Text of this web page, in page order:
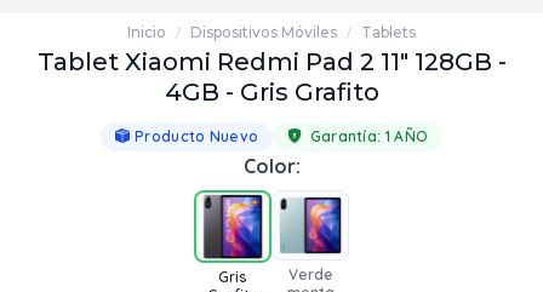
Inicio / Dispositivos Móviles / Tablets
Tablet Xiaomi Redmi Pad 2 11" 128GB -
4GB - Gris Grafito
Producto Nuevo Garantía: 1 AÑO
Color:
Gris
Verde